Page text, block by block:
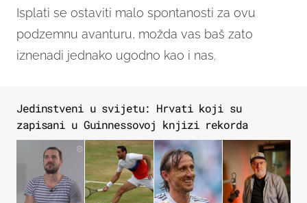
Isplati se ostaviti malo spontanosti za ovu
podzemnu avanturu, možda vas baš zato
iznenadi jednako ugodno kao i nas.
Jedinstveni u svijetu: Hrvati koji su
zapisani u Guinnessovoj knjizi rekorda